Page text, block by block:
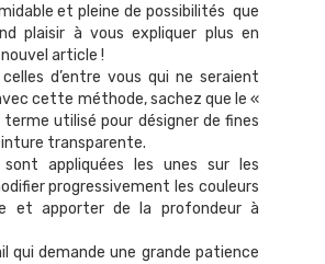
et pleine de possibilités que
plaisir à vous expliquer plus en
article !
d’entre vous qui ne seraient
cette méthode, sachez que le «
utilisé pour désigner de fines
transparente.
sont appliquées les unes sur les
progressivement les couleurs
et apporter de la profondeur à
qui demande une grande patience